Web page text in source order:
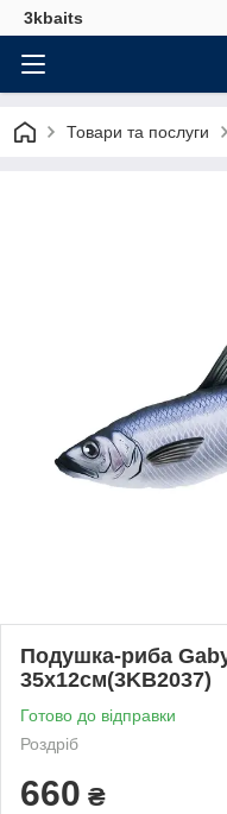
3kbaits
Товари та послуги
Подушка-риба
35х12см(3KB2037)
Готово до відправки
Роздріб
660 ₴